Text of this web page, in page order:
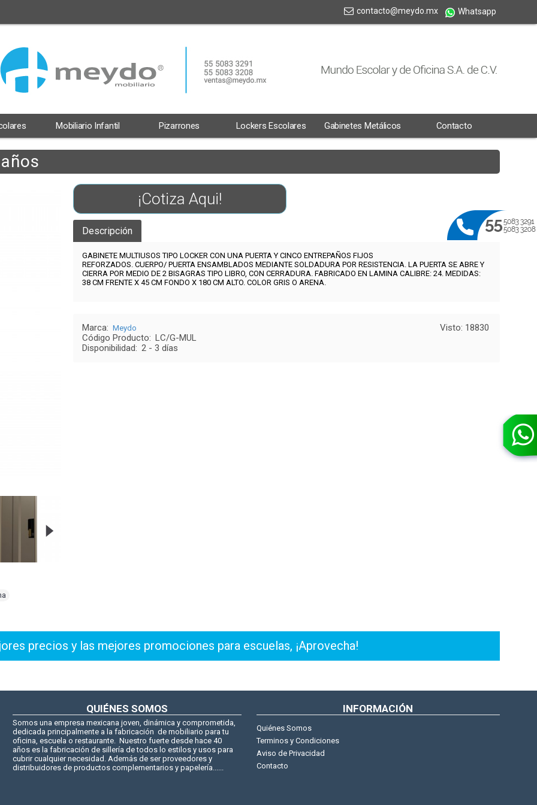
contacto@meydo.mx Whatsapp
Mobiliario Infantil Pizarrones Lockers Escolares Gabinetes Metálicos Contacto
¡Cotiza Aqui!
Descripción
GABINETE MULTIUSOS TIPO LOCKER CON UNA PUERTA Y CINCO ENTREPAÑOS FIJOS
REFORZADOS. CUERPO/ PUERTA ENSAMBLADOS MEDIANTE SOLDADURA POR RESISTENCIA. LA PUERTA SE ABRE Y
CIERRA POR MEDIO DE 2 BISAGRAS TIPO LIBRO, CON CERRADURA. FABRICADO EN LAMINA CALIBRE: 24. MEDIDAS:
38 CM FRENTE X 45 CM FONDO X 180 CM ALTO. COLOR GRIS O ARENA.
Visto: 18830
Marca: Meydo
Código Producto: LC/G-MUL
Disponibilidad: 2 - 3 días
precios y las mejores promociones para escuelas, ¡Aprovecha!
QUIÉNES SOMOS
Somos una empresa mexicana joven, dinámica y comprometida,
dedicada principalmente a la fabricación de mobiliario para tu
oficina, escuela o restaurante. Nuestro fuerte desde hace 40
años es la fabricación de sillería de todos lo estilos y usos para
cubrir cualquier necesidad. Además de ser proveedores y
distribuidores de productos complementarios y papelería......
INFORMACIÓN
Quiénes Somos
Terminos y Condiciones
Aviso de Privacidad
Contacto